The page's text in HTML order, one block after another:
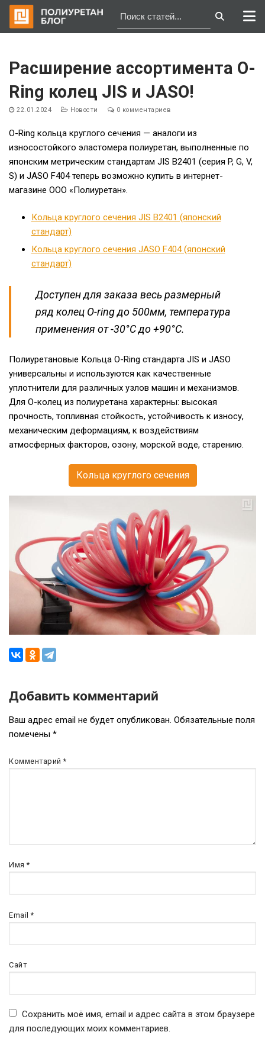
содержимому
Расширение ассортимента O-
Ring колец JIS и JASO!
22.01.2024 Новости 0 комментариев
O-Ring кольца круглого сечения — аналоги из
износостойкого эластомера полиуретан, выполненные по
японским метрическим стандартам JIS B2401 (серия P, G, V,
S) и JASO F404 теперь возможно купить в интернет-
магазине ООО «Полиуретан».
Кольца круглого сечения JIS B2401 (японский
стандарт)
Кольца круглого сечения JASO F404 (японский
стандарт)
Доступен для заказа весь размерный
ряд колец O-ring до 500мм, температура
применения от -30°C до +90°C.
Полиуретановые Кольца O-Ring стандарта JIS и JASO
универсальны и используются как качественные
уплотнители для различных узлов машин и механизмов.
Для О-колец из полиуретана характерны: высокая
прочность, топливная стойкость, устойчивость к износу,
механическим деформациям, к воздействиям
атмосферных факторов, озону, морской воде, старению.
Кольца круглого сечения
Навигация
по
записям
Добавить комментарий
Ваш адрес email не будет опубликован. Обязательные поля
помечены *
Комментарий*
Имя*
Email*
Сайт
Сохранить моё имя, email и адрес сайта в этом браузере
для последующих моих комментариев.